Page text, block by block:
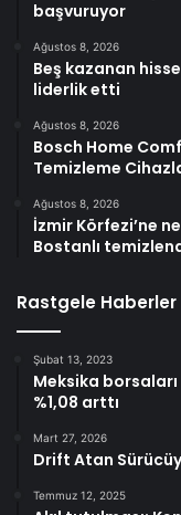
başvuruyor
Ağustos 8, 2026
Beş kazanan
liderlik etti
Ağustos 8, 2026
Bosch Home
Temizleme
Ağustos 8, 2026
İzmir Körfezi’ne
Bostanlı
Rastgele Haberler
Şubat 13, 2023
Meksika
%1,08 arttı
Mart 27, 2026
Drift Atan
Temmuz 12, 2025